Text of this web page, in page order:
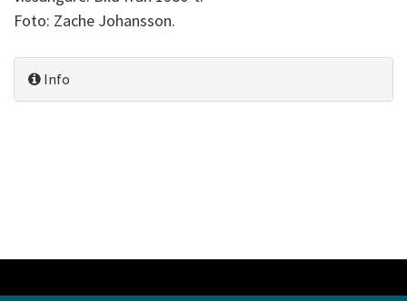
Foto: Zache Johansson.
Info